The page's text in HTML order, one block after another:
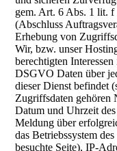
gem. Art. 6 Abs. 1 lit.
(Abschluss
Erhebung von
Wir, bzw. unser
berechtigten
DSGVO Daten über
dieser Dienst befindet
Zugriffsdaten gehören
Datum und Uhrzeit
Meldung über
das Betriebssystem
besuchte Seite), IP-